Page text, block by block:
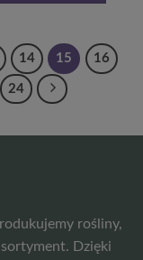
14 15 16
24
rośliny,
Dzięki